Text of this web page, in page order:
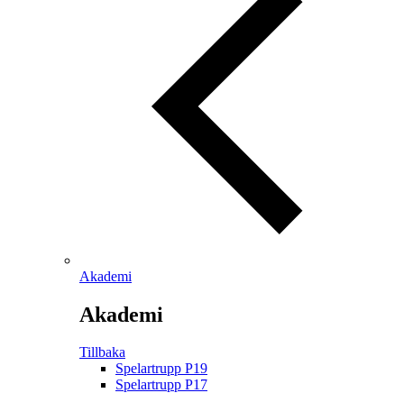
Akademi
Akademi
Tillbaka
Spelartrupp P19
Spelartrupp P17